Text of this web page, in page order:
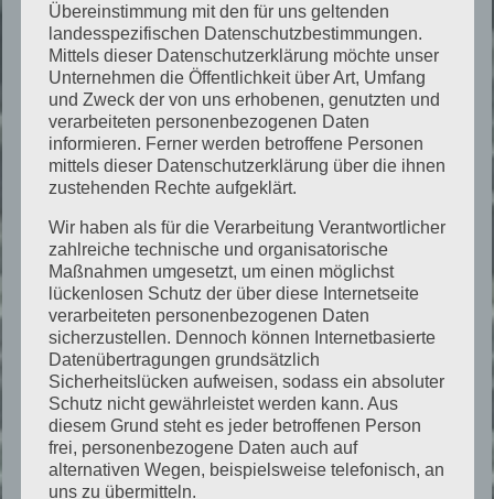
Phase 2 – Technische und
strukturelle
Ersteinschätzung
Analyse der technischen Ausrichtung und
Zukunftsfähigkeit
Einordnung der betrieblichen Struktur
Bewertung der technischen Kompetenz im
Bereich Wärmepumpen und moderner
Gebäudetechnik
Identifikation potenzieller technischer
Risiken
Übereinstimmung mit den für uns geltenden
landesspezifischen Datenschutzbestimmungen.
Mittels dieser Datenschutzerklärung möchte unser
Unternehmen die Öffentlichkeit über Art, Umfang
und Zweck der von uns erhobenen, genutzten und
verarbeiteten personenbezogenen Daten
informieren. Ferner werden betroffene Personen
mittels dieser Datenschutzerklärung über die ihnen
zustehenden Rechte aufgeklärt.
Wir haben als für die Verarbeitung Verantwortlicher
zahlreiche technische und organisatorische
Maßnahmen umgesetzt, um einen möglichst
lückenlosen Schutz der über diese Internetseite
verarbeiteten personenbezogenen Daten
sicherzustellen. Dennoch können Internetbasierte
Datenübertragungen grundsätzlich
Sicherheitslücken aufweisen, sodass ein absoluter
Schutz nicht gewährleistet werden kann. Aus
diesem Grund steht es jeder betroffenen Person
frei, personenbezogene Daten auch auf
alternativen Wegen, beispielsweise telefonisch, an
uns zu übermitteln.